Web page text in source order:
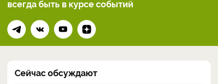
всегдабыть в курсе событий
Сейчас обсуждают